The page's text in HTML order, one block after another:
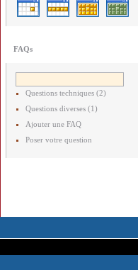
FAQs
Questions techniques (2)
Questions diverses (1)
Ajouter une FAQ
Poser votre question